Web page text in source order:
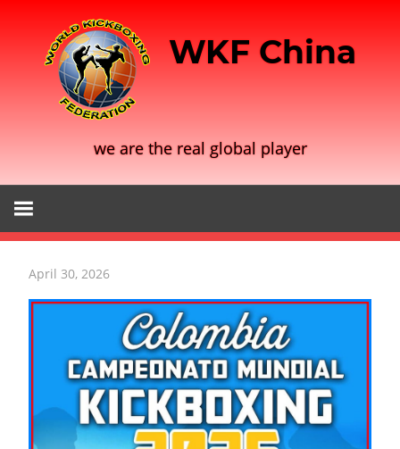
content
WKF China
we are the real global player
April 30, 2026